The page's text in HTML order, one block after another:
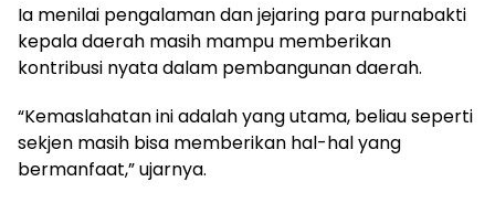
Ia menilai pengalaman dan jejaring para purnabakti
kepala daerah masih mampu memberikan
kontribusi nyata dalam pembangunan daerah.
“Kemaslahatan ini adalah yang utama, beliau seperti
sekjen masih bisa memberikan hal-hal yang
bermanfaat,” ujarnya.